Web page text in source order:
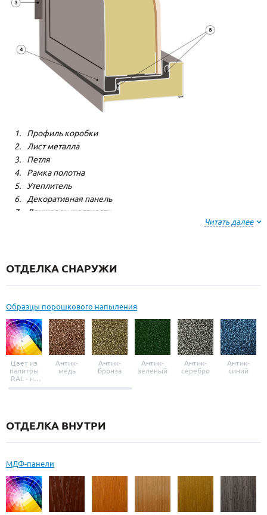
Профиль коробки
Лист металла
Петля
Рамка полотна
Утеплитель
Декоративная панель
Лонжерон жесткости
Читать далее
ОТДЕЛКА СНАРУЖИ
Образцы порошкового напыления
Цвет из
палитры
RAL - на
выбор
Антик-
медь
Антик-
бронза
Антик-
зеленый
Антик-
серебро
Антик-
синий
ОТДЕЛКА ВНУТРИ
МДФ-панели